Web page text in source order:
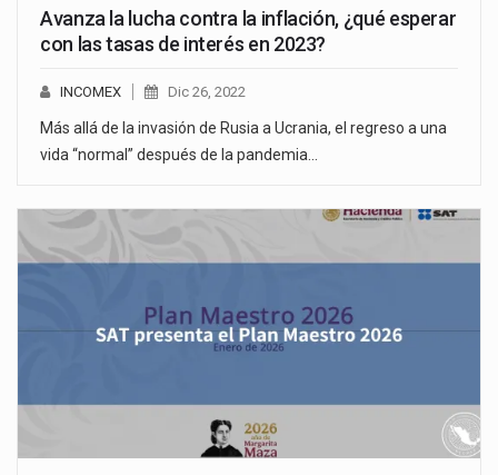
Avanza la lucha contra la inflación, ¿qué esperar
con las tasas de interés en 2023?
INCOMEX Dic 26, 2022
Más allá de la invasión de Rusia a Ucrania, el regreso a una
vida “normal” después de la pandemia…